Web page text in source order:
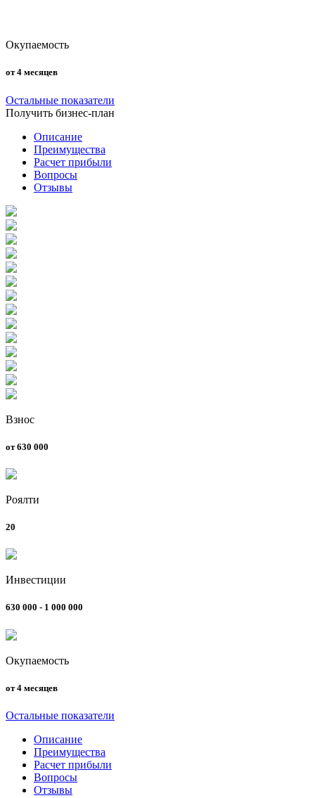
Окупаемость
от 4 месяцев
Остальные показатели
Получить бизнес-план
Описание
Преимущества
Расчет прибыли
Вопросы
Отзывы
Взнос
от 630 000
Роялти
20
Инвестиции
630 000 - 1 000 000
Окупаемость
от 4 месяцев
Остальные показатели
Описание
Преимущества
Расчет прибыли
Вопросы
Отзывы